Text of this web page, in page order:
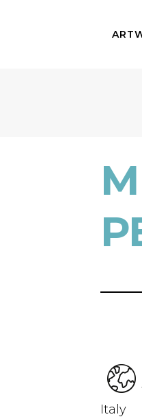
Italy